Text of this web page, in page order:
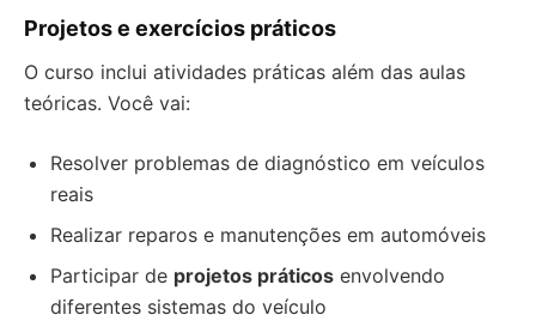
Projetos e exercícios práticos
O curso inclui atividades práticas além das aulas
teóricas. Você vai:
Resolver problemas de diagnóstico em veículos
reais
Realizar reparos e manutenções em automóveis
Participar de projetos práticos envolvendo
diferentes sistemas do veículo